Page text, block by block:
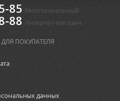
85 Многоканальный
88 Интернет-магазин
ПОКУПАТЕЛЯ
данных